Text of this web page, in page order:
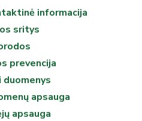
informacija
sritys
prevencija
apsauga
apsauga